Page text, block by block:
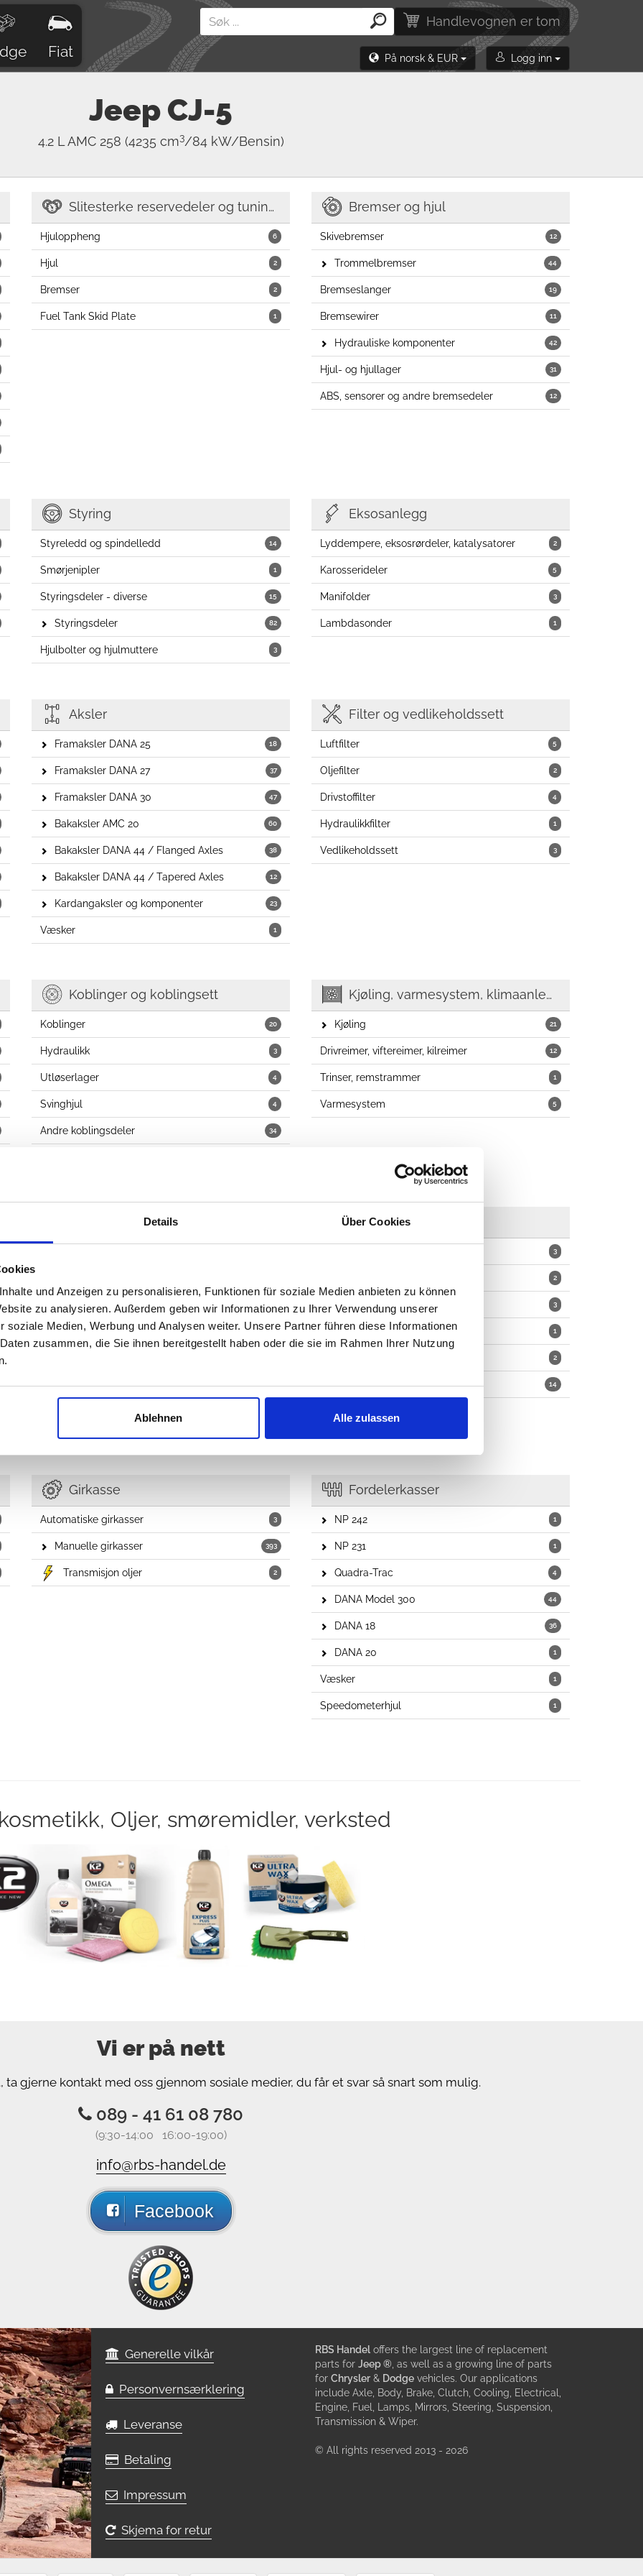
Details Über Cookies
und Anzeigen zu personalisieren, Funktionen für soziale Medien anbieten zu können
zu analysieren. Außerdem geben wir Informationen zu Ihrer Verwendung unserer
soziale Medien, Werbung und Analysen weiter. Unsere Partner führen diese Informationen
zusammen, die Sie ihnen bereitgestellt haben oder die sie im Rahmen Ihrer Nutzung
Ablehnen Alle zulassen
Fiat
Handlevognen er tom
På norsk & EUR Logg inn
Jeep CJ-5
4.2 L AMC 258 (4235 cm3/84 kW/Bensin)
Slitesterke reservedeler og tuning-deler
6
Hjuloppheng
2
Hjul
2
Bremser
1
Fuel Tank Skid Plate
Bremser og hjul
12
Skivebremser
44
Trommelbremser
19
Bremseslanger
11
Bremsewirer
42
Hydrauliske komponenter
31
Hjul- og hjullager
12
ABS, sensorer og andre bremsedeler
Styring
14
Styreledd og spindelledd
1
Smørjenipler
15
Styringsdeler - diverse
82
Styringsdeler
3
Hjulbolter og hjulmuttere
Eksosanlegg
2
Lyddempere, eksosrørdeler, katalysatorer
5
Karosserideler
3
Manifolder
1
Lambdasonder
Aksler
18
Framaksler DANA 25
37
Framaksler DANA 27
47
Framaksler DANA 30
60
Bakaksler AMC 20
38
Bakaksler DANA 44 / Flanged Axles
12
Bakaksler DANA 44 / Tapered Axles
23
Kardangaksler og komponenter
1
Væsker
Filter og vedlikeholdssett
5
Luftfilter
2
Oljefilter
4
Drivstoffilter
1
Hydraulikkfilter
3
Vedlikeholdssett
Koblinger og koblingsett
20
Koblinger
3
Hydraulikk
4
Utløserlager
4
Svinghjul
34
Andre koblingsdeler
Kjøling, varmesystem, klimaanlegg
21
Kjøling
12
Drivreimer, viftereimer, kilreimer
1
Trinser, remstrammer
5
Varmesystem
Drivstoffsystem
Drivstofftanker og lignende
7
Tanklokk, beskyttelse og slanger
EGR Valve
Vindusviskere
3
2
3
Vindusviskermotorer
1
Vindusspylerpumper
2
14
Diverse deler
Girkasse
3
Automatiske girkasser
393
Manuelle girkasser
2
Transmisjon oljer
Fordelerkasser
1
NP 242
1
NP 231
4
Quadra-Trac
44
DANA Model 300
36
DANA 18
1
DANA 20
1
Væsker
1
Speedometerhjul
Oljer, smøremidler, verksted
Vi er på nett
ta gjerne kontakt med oss gjennom sosiale medier, du får et svar så snart som mulig.
089 - 41 61 08 780
(9:30-14:00 16:00-19:00)
info@rbs-handel.de
Facebook
Generelle vilkår
Personvernsærklering
Leveranse
Betaling
Impressum
Skjema for retur
RBS Handel offers the largest line of replacement
parts for Jeep ® , as well as a growing line of parts
for Chrysler & Dodge vehicles. Our applications
include Axle, Body, Brake, Clutch, Cooling, Electrical,
Engine, Fuel, Lamps, Mirrors, Steering, Suspension,
Transmission & Wiper.
© All rights reserved 2013 - 2026